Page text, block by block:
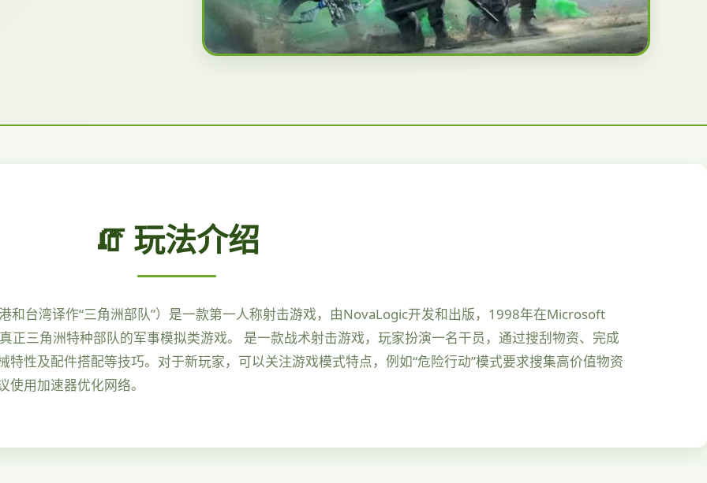
🧯 玩法介绍
和台湾译作“三角洲部队”）是一款第一人称射击游戏，由NovaLogic开发和出版，1998年在Microsoft
正三角洲特种部队的军事模拟类游戏。 是一款战术射击游戏，玩家扮演一名干员，通过搜刮物资、完成
性及配件搭配等技巧。对于新玩家，可以关注游戏模式特点，例如“危险行动”模式要求搜集高价值物资
用加速器优化网络。